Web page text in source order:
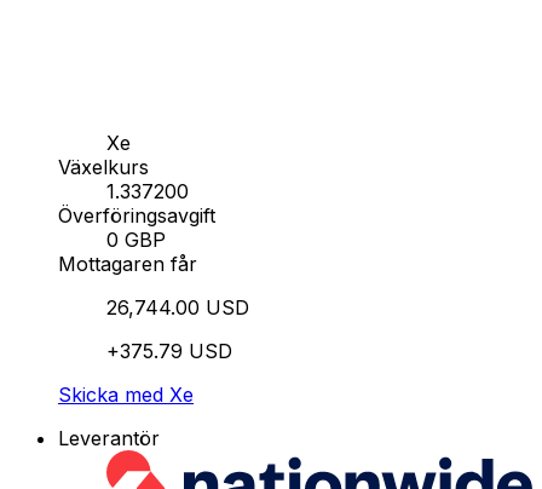
Xe
Växelkurs
1.337200
Överföringsavgift
0 GBP
Mottagaren får
26,744.00 USD
+375.79 USD
Skicka med Xe
Leverantör